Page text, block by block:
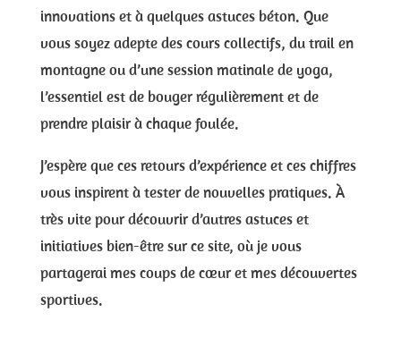
innovations et à quelques astuces béton. Que
vous soyez adepte des cours collectifs, du trail en
montagne ou d’une session matinale de yoga,
l’essentiel est de bouger régulièrement et de
prendre plaisir à chaque foulée.
J’espère que ces retours d’expérience et ces chiffres
vous inspirent à tester de nouvelles pratiques. À
très vite pour découvrir d’autres astuces et
initiatives bien-être sur ce site, où je vous
partagerai mes coups de cœur et mes découvertes
sportives.